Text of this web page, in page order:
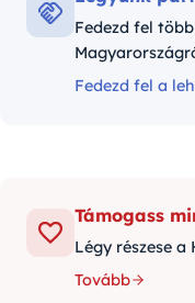
Fedezd fel
Fedezd fel a
Támogass
Légy részese
Tovább